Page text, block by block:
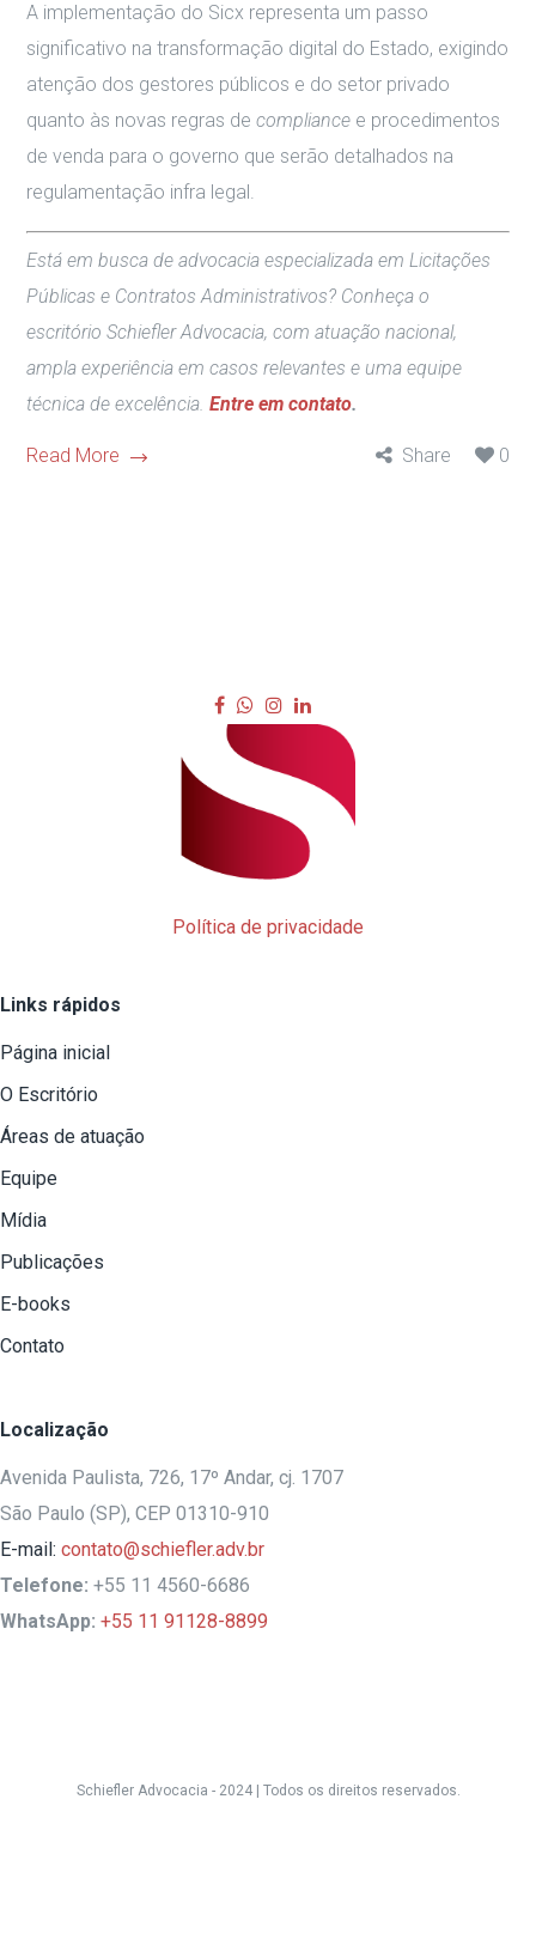
A implementação do Sicx representa um passo
significativo na transformação digital do Estado, exigindo
atenção dos gestores públicos e do setor privado
quanto às novas regras decompliance e procedimentos
de venda para o governo que serão detalhados na
regulamentação infra legal.
Está em busca de advocacia especializada em Licitações
Públicas e Contratos Administrativos? Conheça o
escritório Schiefler Advocacia, com atuação nacional,
ampla experiência em casos relevantes e uma equipe
técnica de excelência.Entre em contato.
Read More Share 0
Política de privacidade
Links rápidos
Página inicial
O Escritório
Áreas de atuação
Equipe
Mídia
Publicações
E-books
Contato
Localização
Avenida Paulista, 726, 17º Andar, cj. 1707
São Paulo (SP), CEP 01310-910
E-mail: contato@schiefler.adv.br
Telefone: +55 11 4560-6686
WhatsApp: +55 11 91128-8899
Schiefler Advocacia - 2024 | Todos os direitos reservados.